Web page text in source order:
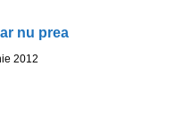
nu prea
2012